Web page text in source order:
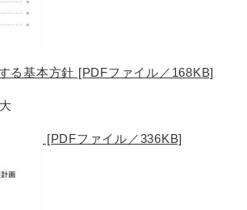
る基本方針 [PDFファイル／168KB]
[PDFファイル／336KB]